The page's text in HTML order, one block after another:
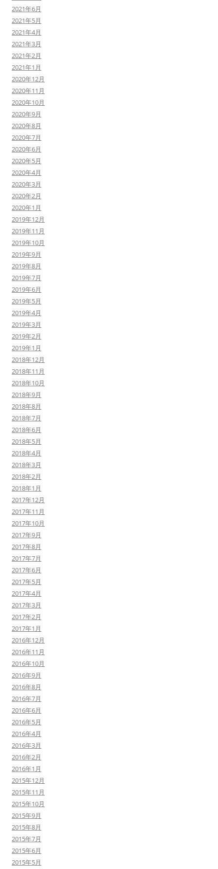
2021年6月
2021年5月
2021年4月
2021年3月
2021年2月
2021年1月
2020年12月
2020年11月
2020年10月
2020年9月
2020年8月
2020年7月
2020年6月
2020年5月
2020年4月
2020年3月
2020年2月
2020年1月
2019年12月
2019年11月
2019年10月
2019年9月
2019年8月
2019年7月
2019年6月
2019年5月
2019年4月
2019年3月
2019年2月
2019年1月
2018年12月
2018年11月
2018年10月
2018年9月
2018年8月
2018年7月
2018年6月
2018年5月
2018年4月
2018年3月
2018年2月
2018年1月
2017年12月
2017年11月
2017年10月
2017年9月
2017年8月
2017年7月
2017年6月
2017年5月
2017年4月
2017年3月
2017年2月
2017年1月
2016年12月
2016年11月
2016年10月
2016年9月
2016年8月
2016年7月
2016年6月
2016年5月
2016年4月
2016年3月
2016年2月
2016年1月
2015年12月
2015年11月
2015年10月
2015年9月
2015年8月
2015年7月
2015年6月
2015年5月